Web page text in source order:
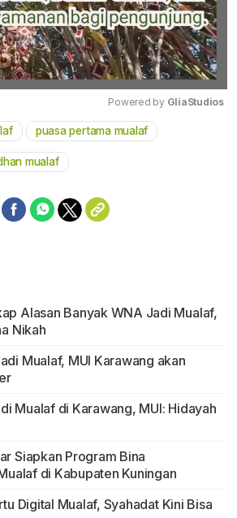
Powered by GliaStudios
puasa pertama mualaf
mualaf
Alasan Banyak WNA Jadi Mualaf,
Nikah
Mualaf, MUI Karawang akan
Mualaf di Karawang, MUI: Hidayah
Siapkan Program Bina
di Kabupaten Kuningan
Digital Mualaf, Syahadat Kini Bisa